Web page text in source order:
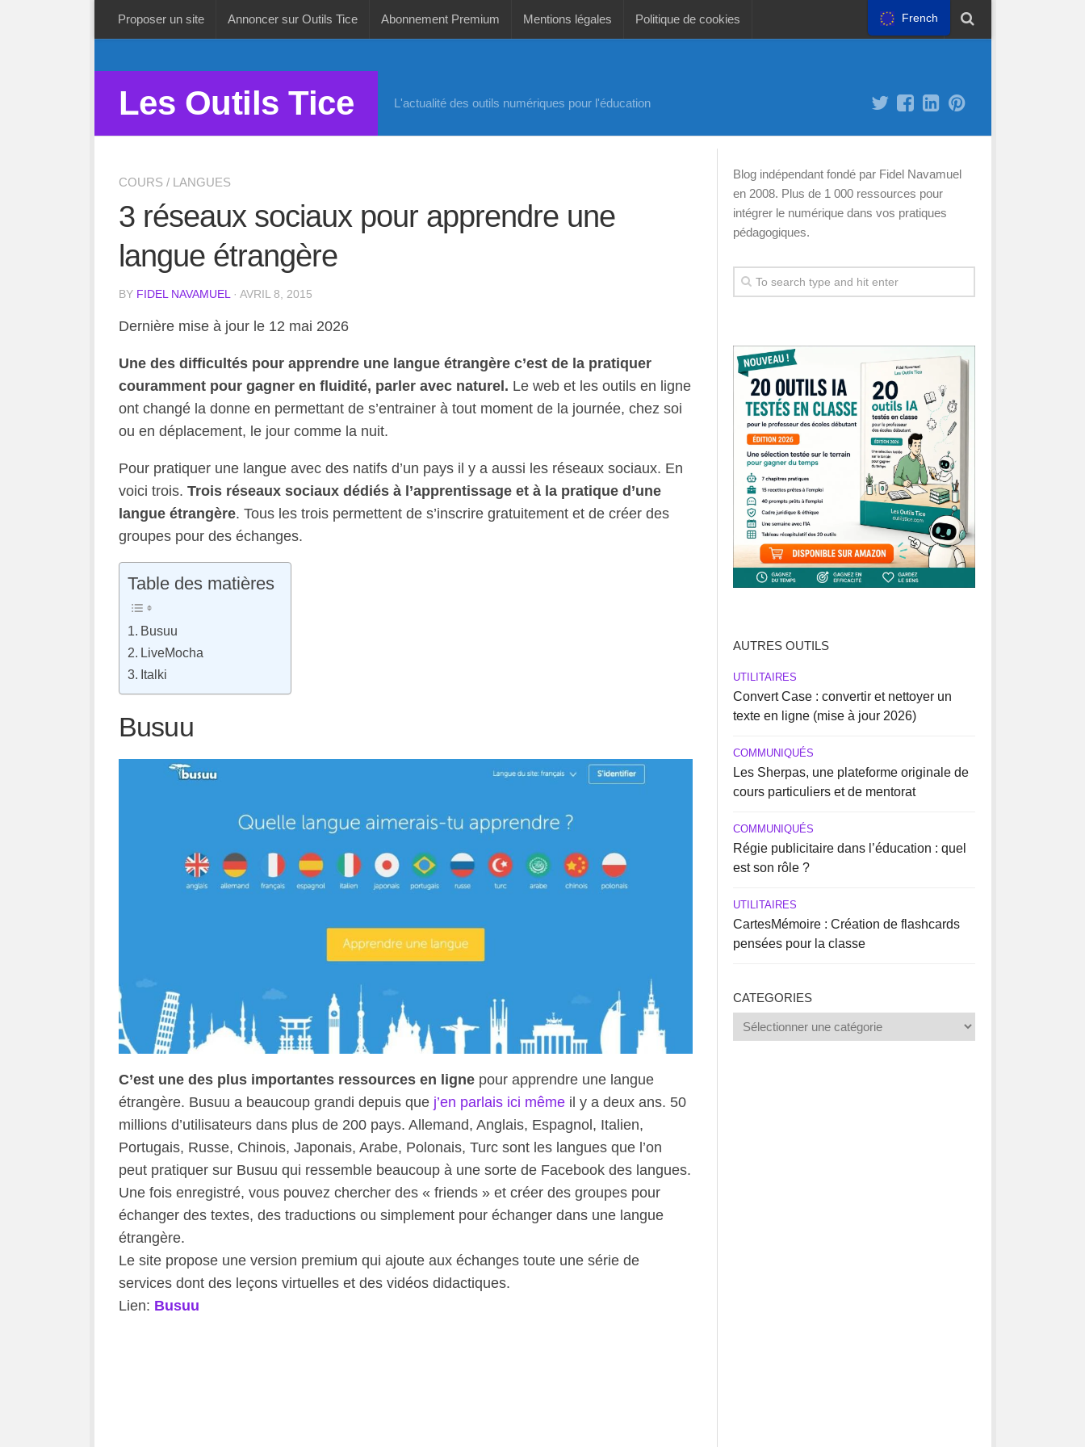
Proposer un site Annoncer sur Outils Tice Abonnement Premium Mentions légales Politique de cookies
Les Outils Tice L'actualité des outils numériques pour l'éducation
COURS / LANGUES
3 réseaux sociaux pour apprendre une
langue étrangère
BY FIDEL NAVAMUEL · AVRIL 8, 2015
Dernière mise à jour le 12 mai 2026
Une des difficultés pour apprendre une langue étrangère c’est de la pratiquer
couramment pour gagner en fluidité, parler avec naturel. Le web et les outils en ligne
ont changé la donne en permettant de s’entrainer à tout moment de la journée, chez soi
ou en déplacement, le jour comme la nuit.
Pour pratiquer une langue avec des natifs d’un pays il y a aussi les réseaux sociaux. En
voici trois. Trois réseaux sociaux dédiés à l’apprentissage et à la pratique d’une
langue étrangère. Tous les trois permettent de s’inscrire gratuitement et de créer des
groupes pour des échanges.
Table des matières
Busuu
LiveMocha
Italki
Busuu
C’est une des plus importantes ressources en lignepour apprendre une langue
étrangère. Busuu a beaucoup grandi depuis quej’en parlais ici mêmeil y a deux ans. 50
millions d’utilisateurs dans plus de 200 pays. Allemand, Anglais, Espagnol, Italien,
Portugais, Russe, Chinois, Japonais, Arabe, Polonais, Turc sont les langues que l’on
peut pratiquer sur Busuu qui ressemble beaucoup à une sorte de Facebook des langues.
Une fois enregistré, vous pouvez chercher des « friends » et créer des groupes pour
échanger des textes, des traductions ou simplement pour échanger dans une langue
étrangère.
Le site propose une version premium qui ajoute aux échanges toute une série de
services dont des leçons virtuelles et des vidéos didactiques.
Lien: Busuu
Blog indépendant fondé par Fidel Navamuel
en 2008. Plus de 1 000 ressources pour
intégrer le numérique dans vos pratiques
pédagogiques.
AUTRES OUTILS
UTILITAIRES
Convert Case : convertir et nettoyer un
texte en ligne (mise à jour 2026)
COMMUNIQUÉS
Les Sherpas, une plateforme originale de
cours particuliers et de mentorat
COMMUNIQUÉS
Régie publicitaire dans l’éducation : quel
est son rôle ?
UTILITAIRES
CartesMémoire : Création de flashcards
pensées pour la classe
CATEGORIES
Categories
French